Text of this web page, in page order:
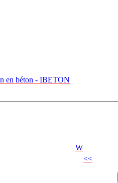
en béton - IBETON
W
<<